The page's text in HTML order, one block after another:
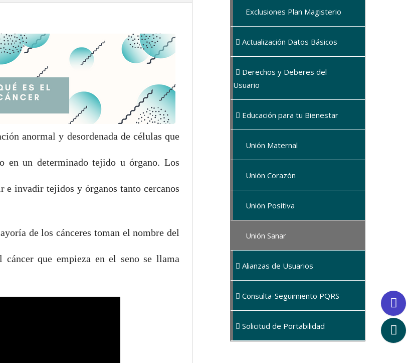
Exclusiones Plan Magisterio
Actualización Datos Básicos
Derechos y Deberes del
Usuario
Educación para tu Bienestar
Unión Maternal
Unión Corazón
Unión Positiva
Unión Sanar
Alianzas de Usuarios
Consulta-Seguimiento PQRS
Solicitud de Portabilidad
anormal y desordenada de células que
en un determinado tejido u órgano. Los
e invadir tejidos y órganos tanto cercanos
de los cánceres toman el nombre del
que empieza en el seno se llama